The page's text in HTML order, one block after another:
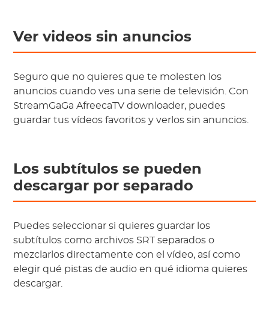
Ver videos sin anuncios
Seguro que no quieres que te molesten los
anuncios cuando ves una serie de televisión. Con
StreamGaGa AfreecaTV downloader, puedes
guardar tus vídeos favoritos y verlos sin anuncios.
Los subtítulos se pueden
descargar por separado
Puedes seleccionar si quieres guardar los
subtítulos como archivos SRT separados o
mezclarlos directamente con el vídeo, así como
elegir qué pistas de audio en qué idioma quieres
descargar.